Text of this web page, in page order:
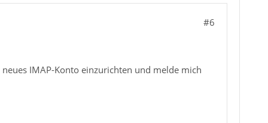
#6
IMAP-Konto einzurichten und melde mich